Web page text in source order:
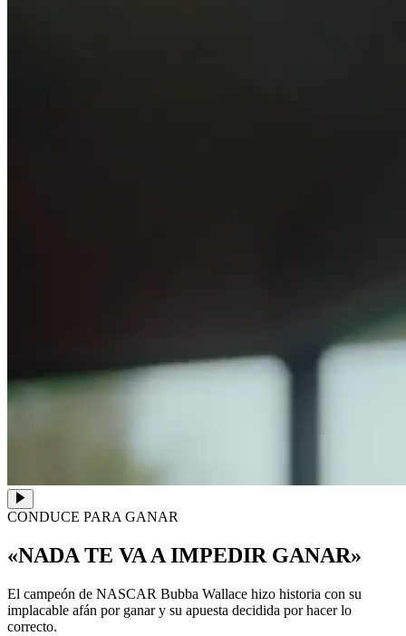
CONDUCE PARA GANAR
«NADA TE VA A IMPEDIR GANAR»
El campeón de NASCAR Bubba Wallace hizo historia con su
implacable afán por ganar y su apuesta decidida por hacer lo
correcto.